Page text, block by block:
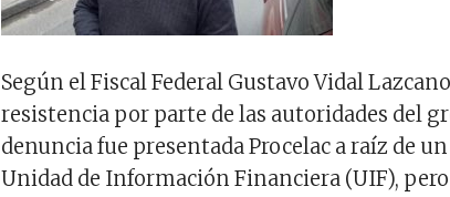
Según el Fiscal Federal Gustavo Vidal
resistencia por parte de las autoridades del
denuncia fue presentada Procelac a raíz de
Unidad de Información Financiera (UIF),